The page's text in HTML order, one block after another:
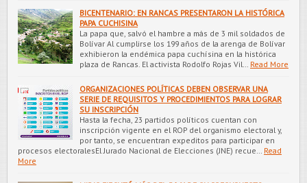
BICENTENARIO: EN RANCAS PRESENTARON LA HISTÓRICA
PAPA CUCHISINA
La papa que, salvó el hambre a más de 3 mil soldados de
Bolívar Al cumplirse los 199 años de la arenga de Bolívar
exhibieron la endémica papa cuchísina en la histórica
plaza de Rancas. El activista Rodolfo Rojas Vil…
Read More
ORGANIZACIONES POLÍTICAS DEBEN OBSERVAR UNA
SERIE DE REQUISITOS Y PROCEDIMIENTOS PARA LOGRAR
SU INSCRIPCIÓN
Hasta la fecha, 23 partidos políticos cuentan con
inscripción vigente en el ROP del organismo electoral y,
por tanto, se encuentran expeditos para participar en
procesos electoralesEl Jurado Nacional de Elecciones (JNE) recue…
Read
More